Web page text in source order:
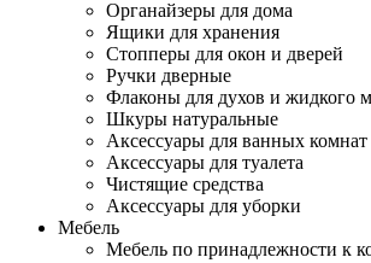
Органайзеры для дома
Ящики для хранения
Стопперы для окон и дверей
Ручки дверные
Флаконы для духов и жидкого
Шкуры натуральные
Аксессуары для ванных комнат
Аксессуары для туалета
Чистящие средства
Аксессуары для уборки
Мебель
Мебель по принадлежности к